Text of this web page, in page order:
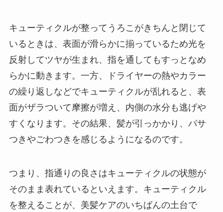
キューティクルが整ってうろこがきちんと閉じて
いるときは、表面が滑らかに揃っているため光を
反射してツヤが生まれ、指を通してもすっとなめ
らかに動きます。一方、ドライヤーの熱やカラー
の繰り返しなどでキューティクルが乱れると、表
面がザラついて摩擦が増え、内側の水分も逃げや
すくなります。その結果、髪が引っかかり、パサ
つきやごわつきを感じるようになるのです。
つまり、指通りの良さはキューティクルの状態が
そのまま表れているといえます。キューティクル
を整えることが、美髪ケアのいちばんの土台で